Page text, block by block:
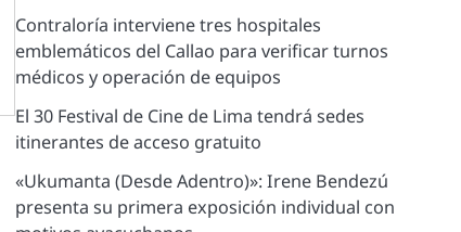
Contraloría interviene tres hospitales
emblemáticos del Callao para verificar turnos
médicos y operación de equipos
El 30 Festival de Cine de Lima tendrá sedes
itinerantes de acceso gratuito
«Ukumanta (Desde Adentro)»: Irene Bendezú
presenta su primera exposición individual con